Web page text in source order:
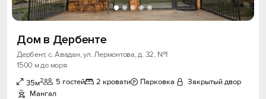
Дом в Дербенте
Дербент, с. Авадан, ул. Лермонтова, д. 32, №1
1500 м до моря
35м2 5 гостей 2 кровати Парковка
Закрытый двор
Мангал